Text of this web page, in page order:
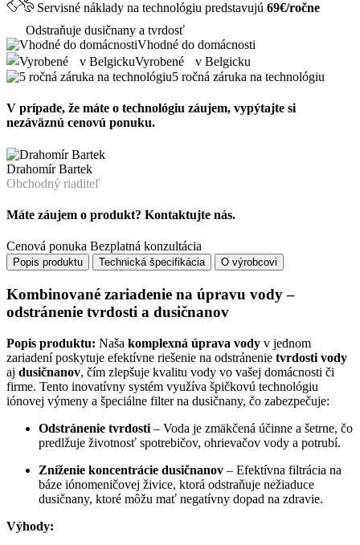
Servisné náklady na technológiu predstavujú 69€/ročne
Odstraňuje dusičnany a tvrdosť
Vhodné do domácnosti
Vyrobené v Belgicku
5 ročná záruka na technológiu
V prípade, že máte o technológiu záujem, vypýtajte si
nezáväznú cenovú ponuku.
Drahomír Bartek
Obchodný riaditeľ
Máte záujem o produkt? Kontaktujte nás.
Cenová ponuka Bezplatná konzultácia
Popis produktu Technická špecifikácia O výrobcovi
Kombinované zariadenie na úpravu vody –
odstránenie tvrdosti a dusičnanov
Popis produktu: Naša komplexná úprava vody v jednom
zariadení poskytuje efektívne riešenie na odstránenie tvrdosti vody
aj dusičnanov, čím zlepšuje kvalitu vody vo vašej domácnosti či
firme. Tento inovatívny systém využíva špičkovú technológiu
iónovej výmeny a špeciálne filter na dusičnany, čo zabezpečuje:
Odstránenie tvrdosti – Voda je zmäkčená účinne a šetrne, čo
predlžuje životnosť spotrebičov, ohrievačov vody a potrubí.
Zníženie koncentrácie dusičnanov – Efektívna filtrácia na
báze iónomeničovej živice, ktorá odstraňuje nežiaduce
dusičnany, ktoré môžu mať negatívny dopad na zdravie.
Výhody: